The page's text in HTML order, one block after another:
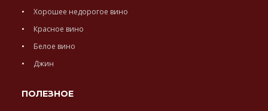
Хорошее недорогое вино
Красное вино
Белое вино
Джин
ПОЛЕЗНОЕ